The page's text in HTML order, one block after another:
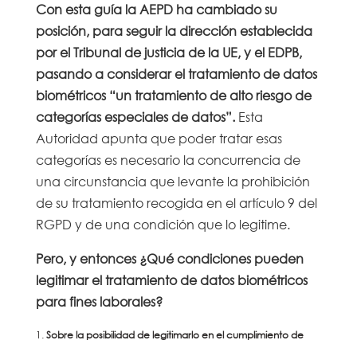
Con esta guía la AEPD ha cambiado su
posición, para seguir la dirección establecida
por el Tribunal de justicia de la UE, y el EDPB,
pasando a considerar el tratamiento de datos
biométricos “un tratamiento de alto riesgo de
categorías especiales de datos”.Esta
Autoridad apunta que poder tratar esas
categorías es necesario la concurrencia de
una circunstancia que levante la prohibición
de su tratamiento recogida en el artículo 9 del
RGPD y de una condición que lo legitime.
Pero, y entonces ¿Qué condiciones pueden
legitimar el tratamiento de datos biométricos
para fines laborales?
Sobre la posibilidad de legitimarlo en el cumplimiento de